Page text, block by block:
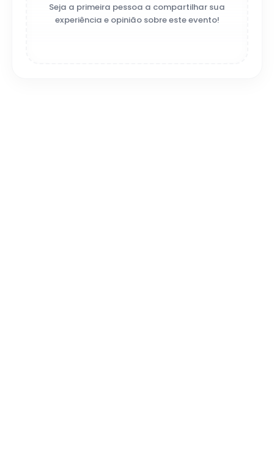
Seja a primeira pessoa a compartilhar sua
experiência e opinião sobre este evento!